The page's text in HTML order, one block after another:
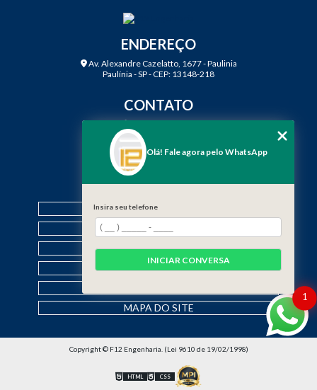
ENDEREÇO
Av. Alexandre Cazelatto, 1677 - Paulinia
Paulínia - SP - CEP: 13148-218
CONTATO
(19) 99968-7979
contato@f12engenharia.com.br
MENU
HOME
QUEM SOMOS
SERVIÇOS
CONTATO
MAPA DO SITE
Copyright © F12 Engenharia. (Lei 9610 de 19/02/1998)
HTML CSS
1
Olá! Fale agora pelo WhatsApp
Insira seu telefone
INICIAR CONVERSA